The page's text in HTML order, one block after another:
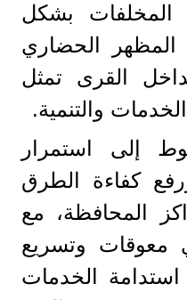
المخلفات بشكل
الحضاري
القرى تمثل
والتنمية.
إلى استمرار
كفاءة الطرق
المحافظة، مع
معوقات وتسريع
الخدمات